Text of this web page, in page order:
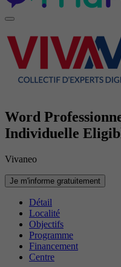
Word
Individuelle
Vivaneo
Je m'informe gratuitement
Détail
Localité
Objectifs
Programme
Financement
Centre